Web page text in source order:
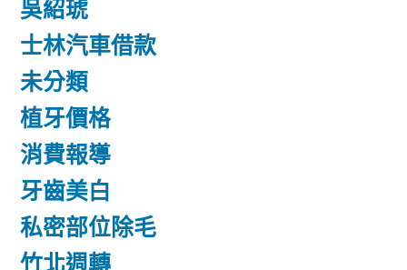
吳紹琥
士林汽車借款
未分類
植牙價格
消費報導
牙齒美白
私密部位除毛
竹北週轉